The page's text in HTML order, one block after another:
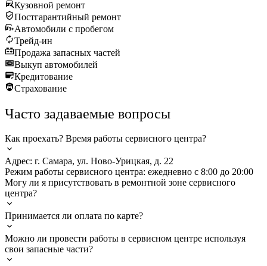
Кузовной ремонт
Постгарантийный ремонт
Автомобили с пробегом
Трейд-ин
Продажа запасных частей
Выкуп автомобилей
Кредитование
Страхование
Часто задаваемые вопросы
Как проехать? Время работы сервисного центра?
Адрес: г. Самара, ул. Ново-Урицкая, д. 22
Режим работы сервисного центра: ежедневно с 8:00 до 20:00
Могу ли я присутствовать в ремонтной зоне сервисного
центра?
Принимается ли оплата по карте?
Можно ли провести работы в сервисном центре используя
свои запасные части?